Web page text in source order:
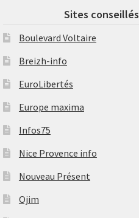
Sites conseillés
Boulevard Voltaire
Breizh-info
EuroLibertés
Europe maxima
Infos75
Nice Provence info
Nouveau Présent
Ojim